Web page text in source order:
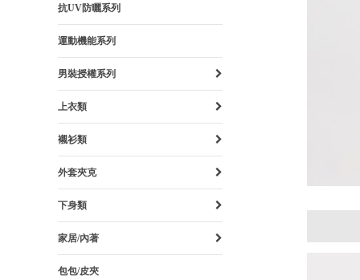
抗UV防曬系列
運動機能系列
男裝授權系列
上衣類
襯衫類
外套夾克
下身類
家居/內著
包包/皮夾